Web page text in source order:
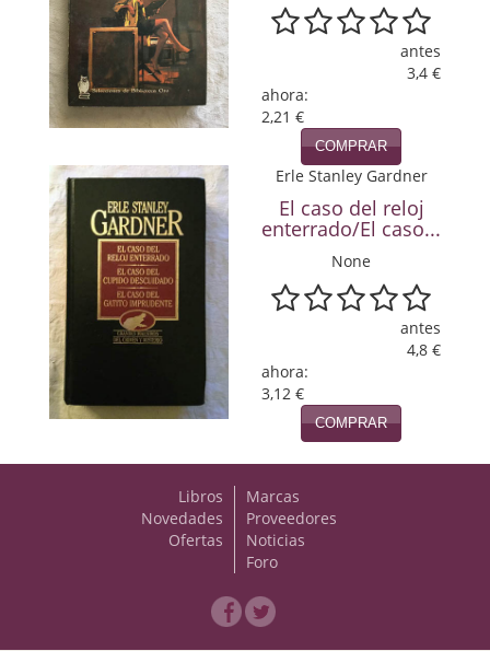
Tema Local
Terror
Terrorismo
Viajes
Viajesç
antes
3,4 €
ahora:
2,21 €
COMPRAR
Erle Stanley Gardner
El caso del reloj
enterrado/El caso...
None
antes
4,8 €
ahora:
3,12 €
COMPRAR
Libros
Novedades
Ofertas
Marcas
Proveedores
Noticias
Foro